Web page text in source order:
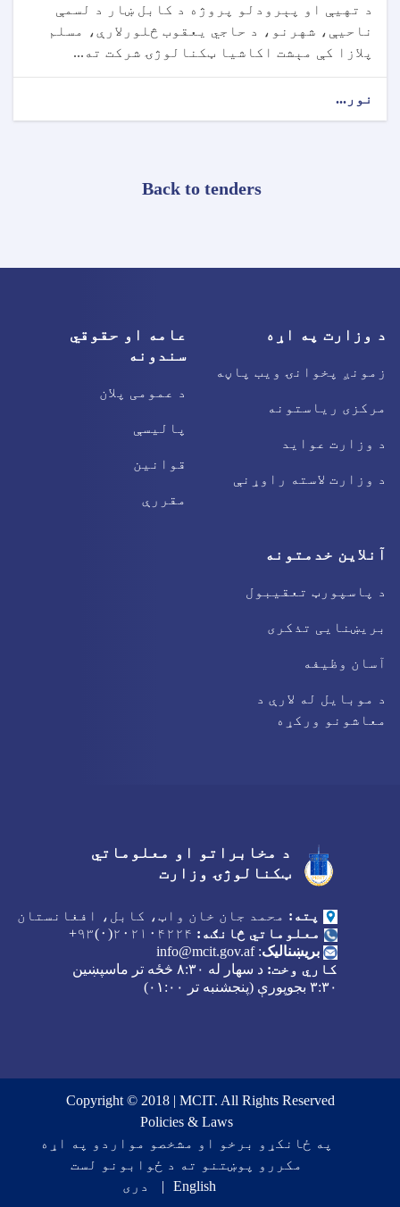
د تهيې او پېرودلو پروژه د کابل ښار د لسمې
ناحیې، شهرنو، د حاجي یعقوب څلورلارې، مسلم
پلازا کې مېشت اکاشیا ټکنالوژۍ شرکت ته...
نور...
Back to tenders
د وزارت په اړه
زمونږ پخوانۍ ویب پاڼه
مرکزی ریاستونه
د وزارت عواید
د وزارت لاسته راوړنې
عامه او حقوقي
سندونه
د عمومی پلان
پالیسې
قوانین
مقررې
آنلاین خدمتونه
د پاسپورټ تعقیبول
بریښنایی تذکری
آسان وظیفه
د موبایل له لارې د
معاشونو ورکړه
د مخابراتو او معلوماتي
ټکنالوژۍ وزارت
پته: محمد جان خان واټ، کابل، افغانستان
معلوماتي څانګه:
بریښنالیک:
info@mcit.gov.af
کاري وخت: د سهار له ۸:۳۰ څځه تر ماسپښین
۳:۳۰ بجوپورې (پنجشنبه تر ۰۱:۰۰)
Copyright © 2018 | MCIT. All Rights Reserved
Footer menu
Policies & Laws
په ځانکړو برخو او مشخصو مواردو په اړه
مکررو پوښتنو ته د ځوابونو لست
English
دری